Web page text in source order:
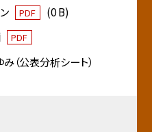
PDF
(0 B)
PDF
公表分析シート）